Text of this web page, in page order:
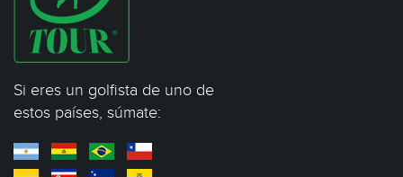
Si eres un golfista de uno de
estos países, súmate: